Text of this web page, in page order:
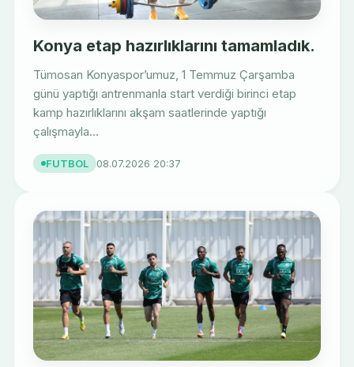
Konya etap hazırlıklarını tamamladık.
Tümosan Konyaspor’umuz, 1 Temmuz Çarşamba
günü yaptığı antrenmanla start verdiği birinci etap
kamp hazırlıklarını akşam saatlerinde yaptığı
çalışmayla...
FUTBOL 08.07.2026 20:37